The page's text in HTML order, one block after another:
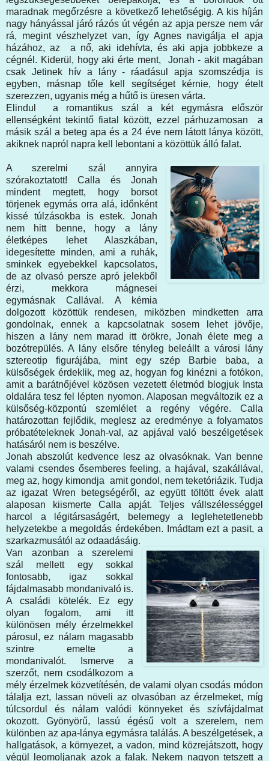
maradnak megőrzésre a következő lehetőségig. A kis híján
nagy hányással járó rázós út végén az apja persze nem vár
rá, megint vészhelyzet van, így Agnes navigálja el apja
házához, az a nő, aki idehívta, és aki apja jobbkeze a
cégnél. Kiderül, hogy aki érte ment, Jonah - akit magában
csak Jetinek hív a lány - ráadásul apja szomszédja is
egyben, másnap tőle kell segítséget kérnie, hogy ételt
szerezzen, ugyanis még a hűtő is üresen várta.
Elindul a romantikus szál a két egymásra először
ellenségként tekintő fiatal között, ezzel párhuzamosan a
másik szál a beteg apa és a 24 éve nem látott lánya között,
akiknek napról napra kell lebontani a közöttük álló falat.
A szerelmi szál annyira
szórakoztatott! Calla és Jonah
mindent megtett, hogy borsot
törjenek egymás orra alá, időnként
kissé túlzásokba is estek. Jonah
nem hitt benne, hogy a lány
életképes lehet Alaszkában,
idegesítette minden, ami a ruhák,
sminkek egyebekkel kapcsolatos,
de az olvasó persze apró jelekből
érzi, mekkora mágnesei
egymásnak Callával. A kémia
dolgozott közöttük rendesen, miközben mindketten arra
gondolnak, ennek a kapcsolatnak sosem lehet jövője,
hiszen a lány nem marad itt örökre, Jonah élete meg a
bozótrepülés. A lány elsőre tényleg beleállt a városi lány
sztereotip figurájába, mint egy szép Barbie baba, a
külsőségek érdeklik, meg az, hogyan fog kinézni a fotókon,
amit a barátnőjével közösen vezetett életmód blogjuk Insta
oldalára tesz fel lépten nyomon. Alaposan megváltozik ez a
külsőség-központú szemlélet a regény végére. Calla
határozottan fejlődik, meglesz az eredménye a folyamatos
próbatételeknek Jonah-val, az apjával való beszélgetések
hatásáról nem is beszélve.
Jonah abszolút kedvence lesz az olvasóknak. Van benne
valami csendes ősemberes feeling, a hajával, szakállával,
meg az, hogy kimondja amit gondol, nem teketóriázik. Tudja
az igazat Wren betegségéről, az együtt töltött évek alatt
alaposan kiismerte Calla apját. Teljes vállszélességgel
harcol a légitársaságért, belemegy a leglehetetlenebb
helyzetekbe a megoldás érdekében. Imádtam ezt a pasit, a
szarkazmusától az odaadásáig.
Van azonban a szerelemi
szál mellett egy sokkal
fontosabb, igaz sokkal
fájdalmasabb mondanivaló is.
A családi kötelék. Ez egy
olyan fogalom, ami itt
különösen mély érzelmekkel
párosul, ez nálam magasabb
szintre emelte a
mondanivalót. Ismerve a
szerzőt, nem csodálkozom a
mély érzelmek közvetítésén, de valami olyan csodás módon
tálalja ezt, lassan növeli az olvasóban az érzelmeket, míg
túlcsordul és nálam valódi könnyeket és szívfájdalmat
okozott. Gyönyörű, lassú égésű volt a szerelem, nem
különben az apa-lánya egymásra találás. A beszélgetések, a
hallgatások, a környezet, a vadon, mind közrejátszott, hogy
végül leomoljanak azok a falak. Nekem nagyon tetszett a